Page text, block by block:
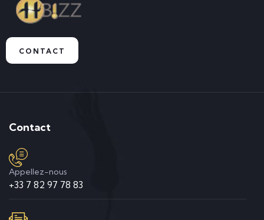
CONTACT
Contact
Appellez-nous
+33 7 82 97 78 83